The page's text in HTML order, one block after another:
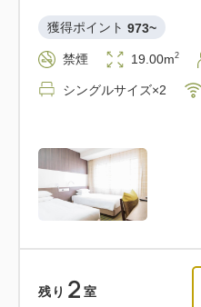
獲得ポイント 973~
禁煙 19.00m2
シングルサイズ×2
残り 2 室